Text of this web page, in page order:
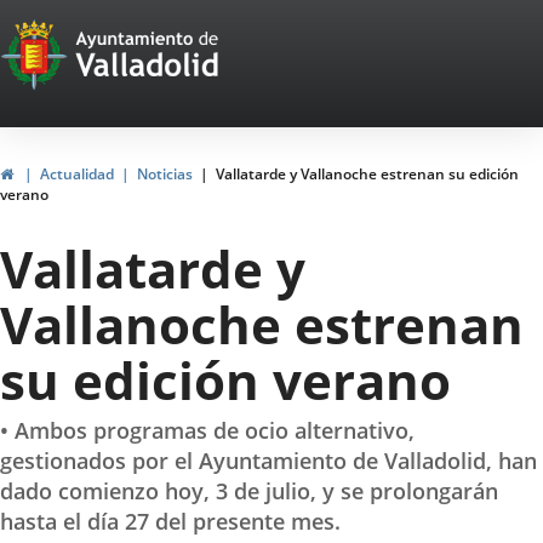
Portal
Web
del
Ayuntamiento
de
Valladolid
HomeActualidad Noticias
Vallatarde y Vallanoche estrenan su edición
verano
Vallatarde y
Vallanoche estrenan
su edición verano
• Ambos programas de ocio alternativo,
gestionados por el Ayuntamiento de Valladolid, han
dado comienzo hoy, 3 de julio, y se prolongarán
hasta el día 27 del presente mes.